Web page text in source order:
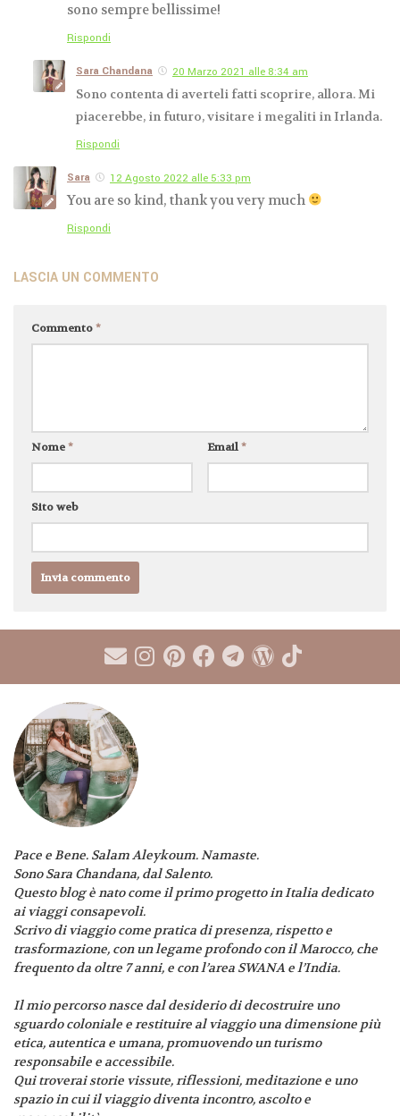
sono sempre bellissime!
Rispondi
Sara Chandana 20 Marzo 2021 alle 8:34 am
Sono contenta di averteli fatti scoprire, allora. Mi
piacerebbe, in futuro, visitare i megaliti in Irlanda.
Rispondi
Sara 12 Agosto 2022 alle 5:33 pm
You are so kind, thank you very much
Rispondi
LASCIA UN COMMENTO
Commento*
Nome* Email*
Sito web
Pace e Bene. Salam Aleykoum. Namaste.
Sono Sara Chandana, dal Salento.
Questo blog è nato come il primo progetto in Italia dedicato
ai viaggi consapevoli.
Scrivo di viaggio come pratica di presenza, rispetto e
trasformazione, con un legame profondo con il Marocco, che
frequento da oltre 7 anni, e con l’area SWANA e l’India.
Il mio percorso nasce dal desiderio di decostruire uno
sguardo coloniale e restituire al viaggio una dimensione più
etica, autentica e umana, promuovendo un turismo
responsabile e accessibile.
Qui troverai storie vissute, riflessioni, meditazione e uno
spazio in cui il viaggio diventa incontro, ascolto e